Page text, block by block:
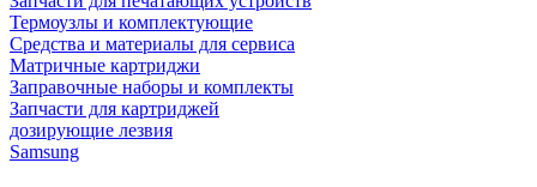
Термоузлы и комплектующие
Средства и материалы для сервиса
Матричные картриджи
Заправочные наборы и комплекты
Запчасти для картриджей
дозирующие лезвия
Samsung